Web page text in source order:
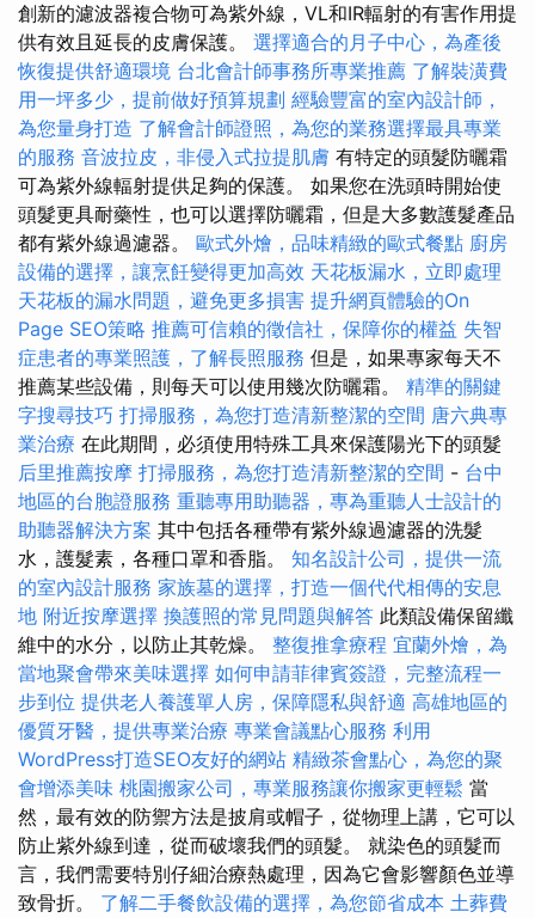
創新的濾波器複合物可為紫外線，VL和IR輻射的有害作用提
供有效且延長的皮膚保護。 選擇適合的月子中心，為產後
恢復提供舒適環境 台北會計師事務所專業推薦 了解裝潢費
用一坪多少，提前做好預算規劃 經驗豐富的室內設計師，
為您量身打造 了解會計師證照，為您的業務選擇最具專業
的服務 音波拉皮，非侵入式拉提肌膚 有特定的頭髮防曬霜
可為紫外線輻射提供足夠的保護。 如果您在洗頭時開始使
頭髮更具耐藥性，也可以選擇防曬霜，但是大多數護髮產品
都有紫外線過濾器。 歐式外燴，品味精緻的歐式餐點 廚房
設備的選擇，讓烹飪變得更加高效 天花板漏水，立即處理
天花板的漏水問題，避免更多損害 提升網頁體驗的On
Page SEO策略 推薦可信賴的徵信社，保障你的權益 失智
症患者的專業照護，了解長照服務 但是，如果專家每天不
推薦某些設備，則每天可以使用幾次防曬霜。 精準的關鍵
字搜尋技巧 打掃服務，為您打造清新整潔的空間 唐六典專
業治療 在此期間，必須使用特殊工具來保護陽光下的頭髮
后里推薦按摩 打掃服務，為您打造清新整潔的空間 - 台中
地區的台胞證服務 重聽專用助聽器，專為重聽人士設計的
助聽器解決方案 其中包括各種帶有紫外線過濾器的洗髮
水，護髮素，各種口罩和香脂。 知名設計公司，提供一流
的室內設計服務 家族墓的選擇，打造一個代代相傳的安息
地 附近按摩選擇 換護照的常見問題與解答 此類設備保留纖
維中的水分，以防止其乾燥。 整復推拿療程 宜蘭外燴，為
當地聚會帶來美味選擇 如何申請菲律賓簽證，完整流程一
步到位 提供老人養護單人房，保障隱私與舒適 高雄地區的
優質牙醫，提供專業治療 專業會議點心服務 利用
WordPress打造SEO友好的網站 精緻茶會點心，為您的聚
會增添美味 桃園搬家公司，專業服務讓你搬家更輕鬆 當
然，最有效的防禦方法是披肩或帽子，從物理上講，它可以
防止紫外線到達，從而破壞我們的頭髮。 就染色的頭髮而
言，我們需要特別仔細治療熱處理，因為它會影響顏色並導
致骨折。 了解二手餐飲設備的選擇，為您節省成本 土葬費